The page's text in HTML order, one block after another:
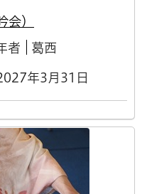
会）
者 葛西
年3月31日